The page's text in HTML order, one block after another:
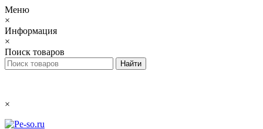
Меню
×
Информация
×
Поиск товаров
×